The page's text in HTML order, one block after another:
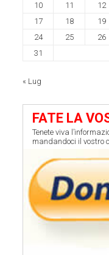
10
11 12
17
18 19
24
25 26
31
« Lug
FATE LA
Tenete viva
mandandoci il vostro